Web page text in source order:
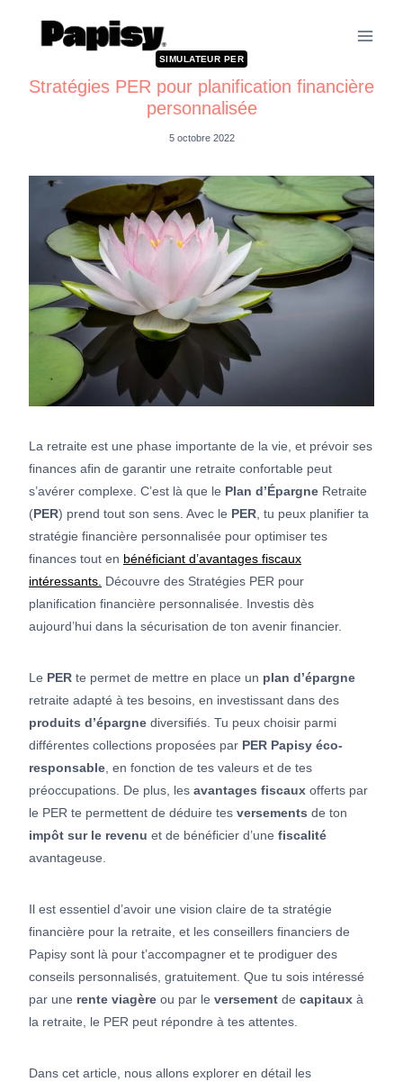
SIMULATEUR PER
Stratégies PER pour planification financière
personnalisée
5 octobre 2022
La retraite est une phase importante de la vie, et prévoir ses
finances afin de garantir une retraite confortable peut
s’avérer complexe. C’est là que le Plan d’Épargne Retraite
(PER) prend tout son sens. Avec le PER , tu peux planifier ta
stratégie financière personnalisée pour optimiser tes
finances tout en bénéficiant d’avantages fiscaux
intéressants. Découvre des Stratégies PER pour
planification financière personnalisée. Investis dès
aujourd’hui dans la sécurisation de ton avenir financier.
Le PER te permet de mettre en place un plan d’épargne
retraite adapté à tes besoins, en investissant dans des
produits d’épargne diversifiés. Tu peux choisir parmi
différentes collections proposées par PER Papisy éco-
responsable , en fonction de tes valeurs et de tes
préoccupations. De plus, les avantages fiscaux offerts par
le PER te permettent de déduire tes versements de ton
impôt sur le revenu et de bénéficier d’une fiscalité
avantageuse.
Il est essentiel d’avoir une vision claire de ta stratégie
financière pour la retraite, et les conseillers financiers de
Papisy sont là pour t’accompagner et te prodiguer des
conseils personnalisés, gratuitement. Que tu sois intéressé
par une rente viagère ou par le versement de capitaux à
la retraite, le PER peut répondre à tes attentes.
Dans cet article, nous allons explorer en détail les